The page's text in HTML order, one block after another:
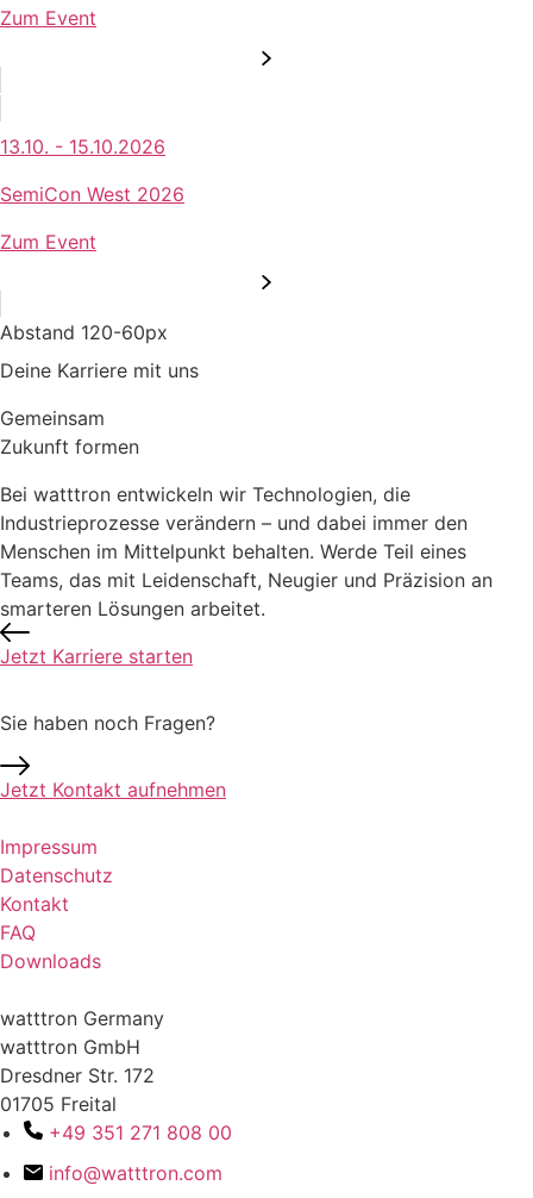
Zum Event
13.10. - 15.10.2026
SemiCon West 2026
Zum Event
Abstand 120-60px
Deine Karriere mit uns
Gemeinsam
Zukunft formen
Bei watttron entwickeln wir Technologien, die
Industrieprozesse verändern – und dabei immer den
Menschen im Mittelpunkt behalten. Werde Teil eines
Teams, das mit Leidenschaft, Neugier und Präzision an
smarteren Lösungen arbeitet.
Jetzt Karriere starten
Sie haben noch Fragen?
Jetzt Kontakt aufnehmen
Impressum
Datenschutz
Kontakt
FAQ
Downloads
watttron Germany
watttron GmbH
Dresdner Str. 172
01705 Freital
+49 351 271 808 00
info@watttron.com